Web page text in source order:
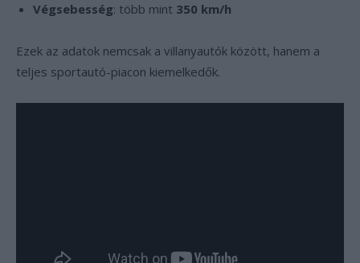
Végsebesség: több mint 350 km/h
Ezek az adatok nemcsak a villanyautók között, hanem a
teljes sportautó-piacon kiemelkedők.